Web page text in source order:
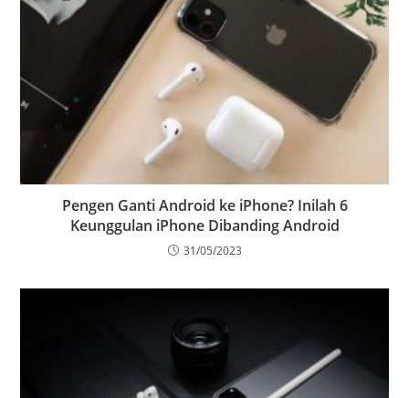
Pengen Ganti Android ke iPhone? Inilah 6
Keunggulan iPhone Dibanding Android
31/05/2023